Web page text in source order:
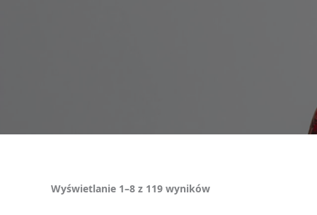
Wyświetlanie 1–8 z 119 wyników